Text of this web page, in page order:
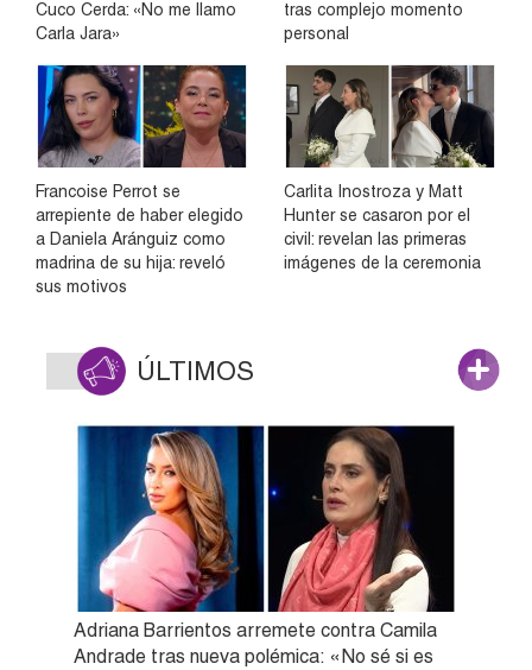
Cuco Cerda: «No me llamo
Carla Jara»
tras complejo momento
personal
Francoise Perrot se
arrepiente de haber elegido
a Daniela Aránguiz como
madrina de su hija: reveló
sus motivos
Carlita Inostroza y Matt
Hunter se casaron por el
civil: revelan las primeras
imágenes de la ceremonia
ÚLTIMOS
Adriana Barrientos arremete contra Camila
Andrade tras nueva polémica: «No sé si es